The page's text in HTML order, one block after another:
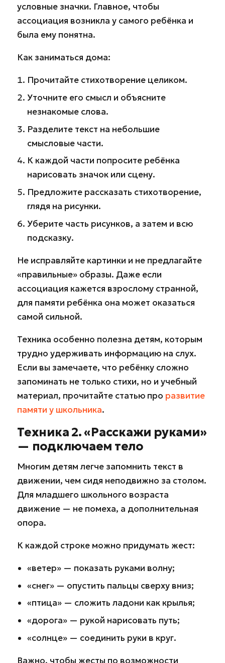
условные значки. Главное, чтобы
ассоциация возникла у самого ребёнка и
была ему понятна.
Как заниматься дома:
Прочитайте стихотворение целиком.
Уточните его смысл и объясните
незнакомые слова.
Разделите текст на небольшие
смысловые части.
К каждой части попросите ребёнка
нарисовать значок или сцену.
Предложите рассказать стихотворение,
глядя на рисунки.
Уберите часть рисунков, а затем и всю
подсказку.
Не исправляйте картинки и не предлагайте
«правильные» образы. Даже если
ассоциация кажется взрослому странной,
для памяти ребёнка она может оказаться
самой сильной.
Техника особенно полезна детям, которым
трудно удерживать информацию на слух.
Если вы замечаете, что ребёнку сложно
запоминать не только стихи, но и учебный
материал, прочитайте статью про развитие
памяти у школьника.
Техника 2. «Расскажи руками»
— подключаем тело
Многим детям легче запомнить текст в
движении, чем сидя неподвижно за столом.
Для младшего школьного возраста
движение — не помеха, а дополнительная
опора.
К каждой строке можно придумать жест:
«ветер» — показать руками волну;
«снег» — опустить пальцы сверху вниз;
«птица» — сложить ладони как крылья;
«дорога» — рукой нарисовать путь;
«солнце» — соединить руки в круг.
Важно, чтобы жесты по возможности